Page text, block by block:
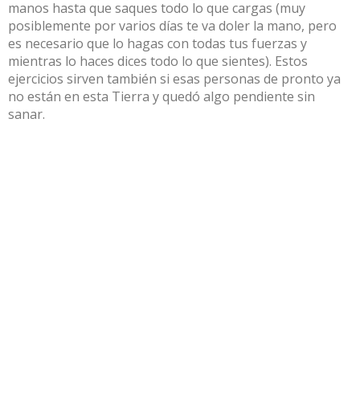
manos hasta que saques todo lo que cargas (muy
posiblemente por varios días te va doler la mano, pero
es necesario que lo hagas con todas tus fuerzas y
mientras lo haces dices todo lo que sientes). Estos
ejercicios sirven también si esas personas de pronto ya
no están en esta Tierra y quedó algo pendiente sin
sanar.